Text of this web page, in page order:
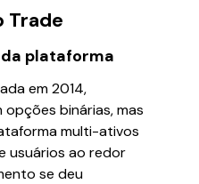
Trade
plataforma
em 2014,
binárias, mas
multi-ativos
usuários ao redor
se deu